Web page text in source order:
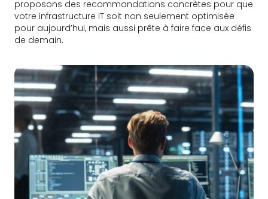
proposons des recommandations concrètes pour que
votre infrastructure IT soit non seulement optimisée
pour aujourd’hui, mais aussi prête à faire face aux défis
de demain.